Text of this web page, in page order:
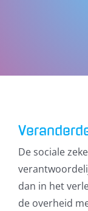
De sociale
dan in het
de overheid